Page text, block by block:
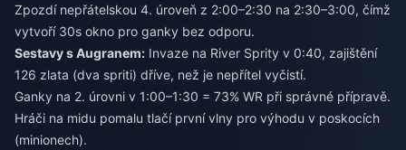
Zpozdí nepřátelskou 4. úroveň z 2:00–2:30 na 2:30–3:00, čímž
vytvoří 30s okno pro ganky bez odporu.
Sestavy s Augranem: Invaze na River Sprity v 0:40, zajištění
126 zlata (dva spriti) dříve, než je nepřítel vyčistí.
Ganky na 2. úrovni v 1:00–1:30 = 73% WR při správné přípravě.
Hráči na midu pomalu tlačí první vlny pro výhodu v poskocích
(minionech).